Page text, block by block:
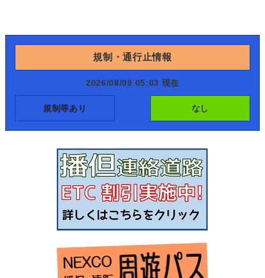
規制・通行止情報
2026/08/09 05:03 現在
規制等あり なし